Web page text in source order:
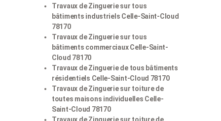
Travaux de Zinguerie sur tous
bâtiments industriels Celle-Saint-Cloud
78170
Travaux de Zinguerie sur tous
bâtiments commerciaux Celle-Saint-
Cloud 78170
Travaux de Zinguerie de tous bâtiments
résidentiels Celle-Saint-Cloud 78170
Travaux de Zinguerie sur toiture de
toutes maisons individuelles Celle-
Saint-Cloud 78170
Travaux de Zinguerie sur toiture de